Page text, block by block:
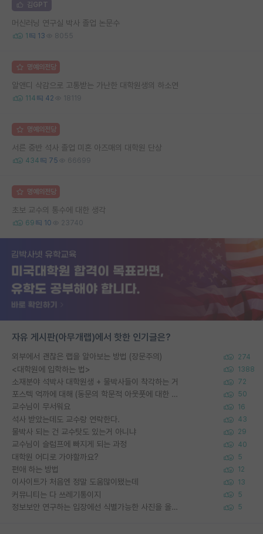
김GPT
머신러닝 연구실 박사 졸업 논문수
1 13 8055
명예의전당
알앤디 삭감으로 고통받는 가난한 대학원생의 하소연
114 42 18119
명예의전당
서른 중반 석사 졸업 미혼 아즈매의 대학원 단상
434 75 66699
명예의전당
초보 교수의 통수에 대한 생각
69 10 23740
자유 게시판(아무개랩)에서 핫한 인기글은?
외부에서 괜찮은 랩을 알아보는 방법 (장문주의) 274
<대학원에 입학하는 법> 1388
소재분야 석박사 대학원생 + 물박사들이 착각하는 거 72
포스텍 억까에 대해 (동문의 학문적 아웃풋에 대한 반박) 50
교수님이 무서워요 16
석사 받았는데도 교수랑 연락한다. 43
물박사 되는 건 교수탓도 있는거 아니냐 29
교수님이 슬럼프에 빠지게 되는 과정 40
대학원 어디로 가야할까요? 5
편애 하는 방법 12
이사이트가 처음엔 정말 도움많이됐는데 13
커뮤니티는 다 쓰레기통이지 5
정보보안 연구하는 입장에선 식별가능한 사진을 올리는건 비추이긴함 5